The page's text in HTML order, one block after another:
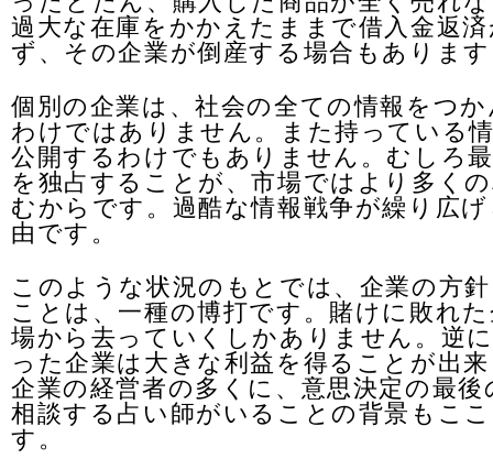
過大な在庫をかかえたままで借入金返
ず、その企業が倒産する場合もありま
個別の企業は、社会の全ての情報をつ
わけではありません。また持っている
公開するわけでもありません。むしろ
を独占することが、市場ではより多く
むからです。過酷な情報戦争が繰り広
由です。
このような状況のもとでは、企業の方
ことは、一種の博打です。賭けに敗れ
場から去っていくしかありません。逆
った企業は大きな利益を得ることが出
企業の経営者の多くに、意思決定の最後
相談する占い師がいることの背景もこ
す。